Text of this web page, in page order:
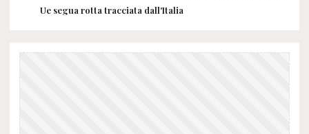
Ue segua rotta tracciata dall'Italia